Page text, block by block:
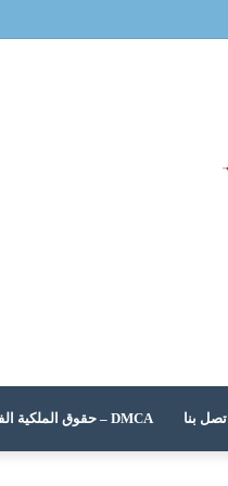
اتصل بنا DMCA – حقوق الملكية الفكرية